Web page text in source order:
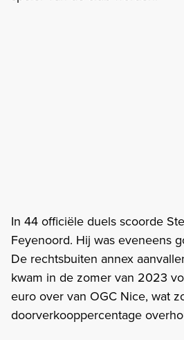
In 44 officiële duels scoorde
Feyenoord. Hij was eveneens
De rechtsbuiten annex
kwam in de zomer van 2023
euro over van OGC Nice, wat
doorverkooppercentage